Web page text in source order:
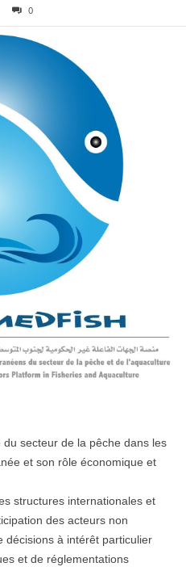
0
du secteur de la pêche dans les
et son rôle économique et
structures internationales et
des acteurs non
décisions à intérêt particulier
et de réglementations